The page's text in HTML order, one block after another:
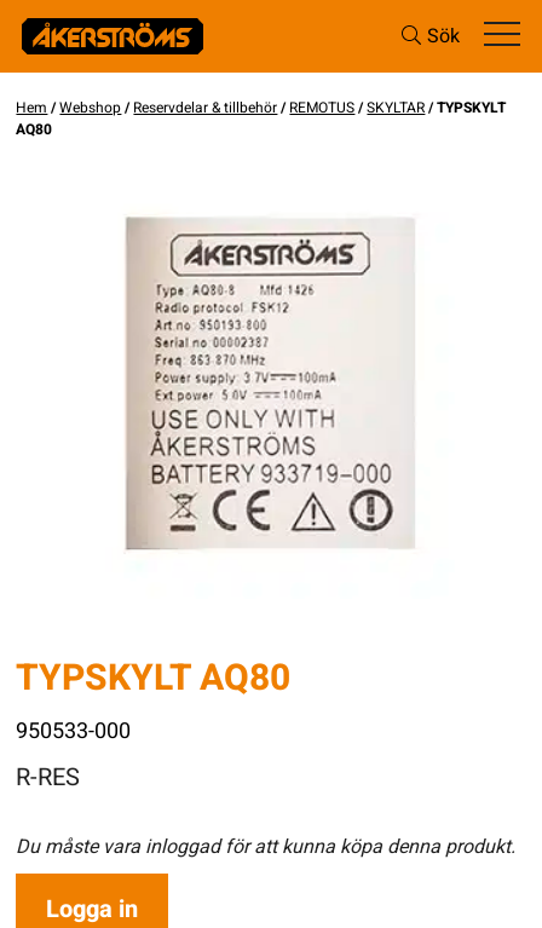
Sök
Hem /Webshop/Reservdelar & tillbehör/REMOTUS/SKYLTAR/ TYPSKYLT
AQ80
TYPSKYLT AQ80
950533-000
R-RES
Du måste vara inloggad för att kunna köpa denna produkt.
Logga in